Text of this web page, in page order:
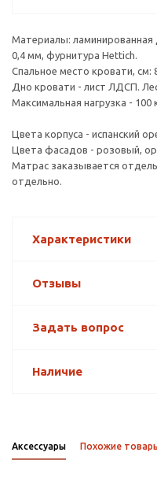
Материалы:
0,4 мм, фурнитура Hettich.
Спальное место кровати, см:
Дно кровати - лист ЛДСП.
Максимальная нагрузка - 100
Цвета корпуса - испанский
Цвета фасадов - розовый,
Матрас заказывается
отдельно.
Характеристики
Отзывы
Задать вопрос
Наличие
Аксессуары Похожие